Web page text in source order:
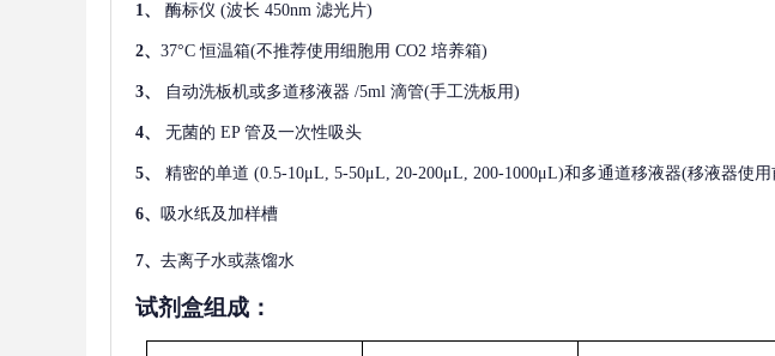
1、 酶标仪 (波长 450nm 滤光片)
2、 37°C 恒温箱(不推荐使用细胞用 CO2 培养箱)
3、 自动洗板机或多道移液器 /5ml 滴管(手工洗板用)
4、 无菌的 EP 管及一次性吸头
5、 精密的单道 (0.5-10μL, 5-50μL, 20-200μL, 200-1000μL)和多通道移液器(移液器使用
6、 吸水纸及加样槽
7、 去离子水或蒸馏水
试剂盒组成：